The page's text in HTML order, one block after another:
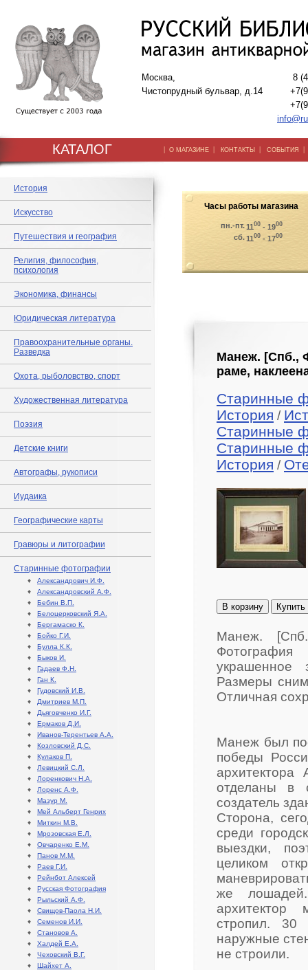
Москва,
Чистопрудный бульвар, д.14
8
КАТАЛОГ | О МАГАЗИНЕ | КОНТАКТЫ | СОБЫТИЯ
История
Искусство
Путешествия и география
Религия, философия,
психология
Экономика, финансы
Юридическая литература
Правоохранительные органы.
Разведка
Охота, рыболовство, спорт
Художественная литература
Поэзия
Детские книги
Автографы, рукописи
Иудаика
Географические карты
Гравюры и литографии
Старинные фотографии
♦ Александрович И.Ф.
♦ Александровский А.Ф.
♦ Бебин В.П.
♦ Белоцерковский Я.А.
♦ Бергамаско К.
♦ Бойко Г.И.
♦ Булла К.К.
♦ Быков И.
♦ Гадаев Ф.Н.
♦ Ган К.
♦ Гудовский И.В.
♦ Дмитриев М.П.
♦ Дьяговченко И.Г.
♦ Ермаков Д.И.
♦ Иванов-Терентьев А.А.
♦ Козловский Д.С.
♦ Кулаков П.
♦ Левицкий С.Л.
♦ Лоренкович Н.А.
♦ Лоренс А.Ф.
♦ Мазур М.
♦ Мей Альберт Генрих
♦ Миткин М.В.
♦ Мрозовская Е.Л.
♦ Овчаренко Е.М.
♦ Панов М.М.
♦ Раев Г.И.
♦ Рейнбот Алексей
♦ Русская Фотография
♦ Рыльский А.Ф.
♦ Свищов-Паола Н.И.
♦ Семенов И.И.
♦ Становов А.
♦ Халдей Е.А.
♦ Чеховский В.Г.
♦ Шайхет А.
Часы работы магазина
пн.-пт.1100 - 1900
сб.1100 - 1700
Манеж. [Спб.,
раме,
Старинные
История /
Старинные
Старинные
История /
В корзину Купить
Манеж.
украшенное
Размеры
Отличная
Манеж был
победы
отделаны в
создатель
Сторона,
среди
выездки,
целиком
же
архитектор
стропил. 30
наружные
не строили.